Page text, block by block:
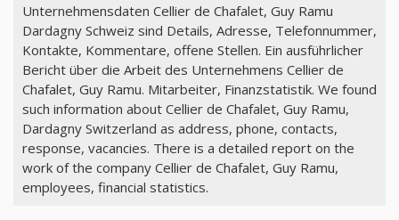
Unternehmensdaten Cellier de Chafalet, Guy Ramu
Dardagny Schweiz sind Details, Adresse, Telefonnummer,
Kontakte, Kommentare, offene Stellen. Ein ausführlicher
Bericht über die Arbeit des Unternehmens Cellier de
Chafalet, Guy Ramu. Mitarbeiter, Finanzstatistik. We found
such information about Cellier de Chafalet, Guy Ramu,
Dardagny Switzerland as address, phone, contacts,
response, vacancies. There is a detailed report on the
work of the company Cellier de Chafalet, Guy Ramu,
employees, financial statistics.